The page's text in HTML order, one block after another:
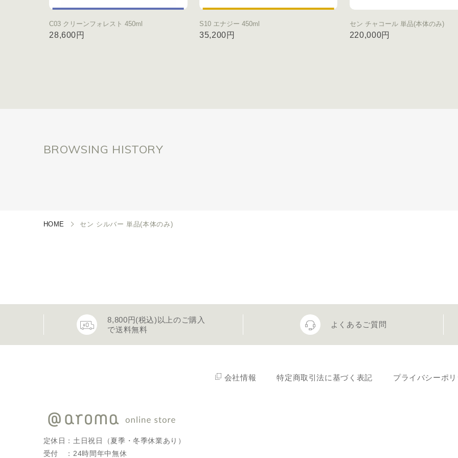
C03 クリーンフォレスト 450ml
28,600円
S10 エナジー 450ml
35,200円
セン チャコール 単品(本体のみ)
220,000円
BROWSING HISTORY
HOME セン シルバー 単品(本体のみ)
8,800円(税込)以上のご購入
で送料無料
よくあるご質問
会社情報 特定商取引法に基づく表記 プライバシーポ
定休日：土日祝日（夏季・冬季休業あり）
受付 ：24時間年中無休